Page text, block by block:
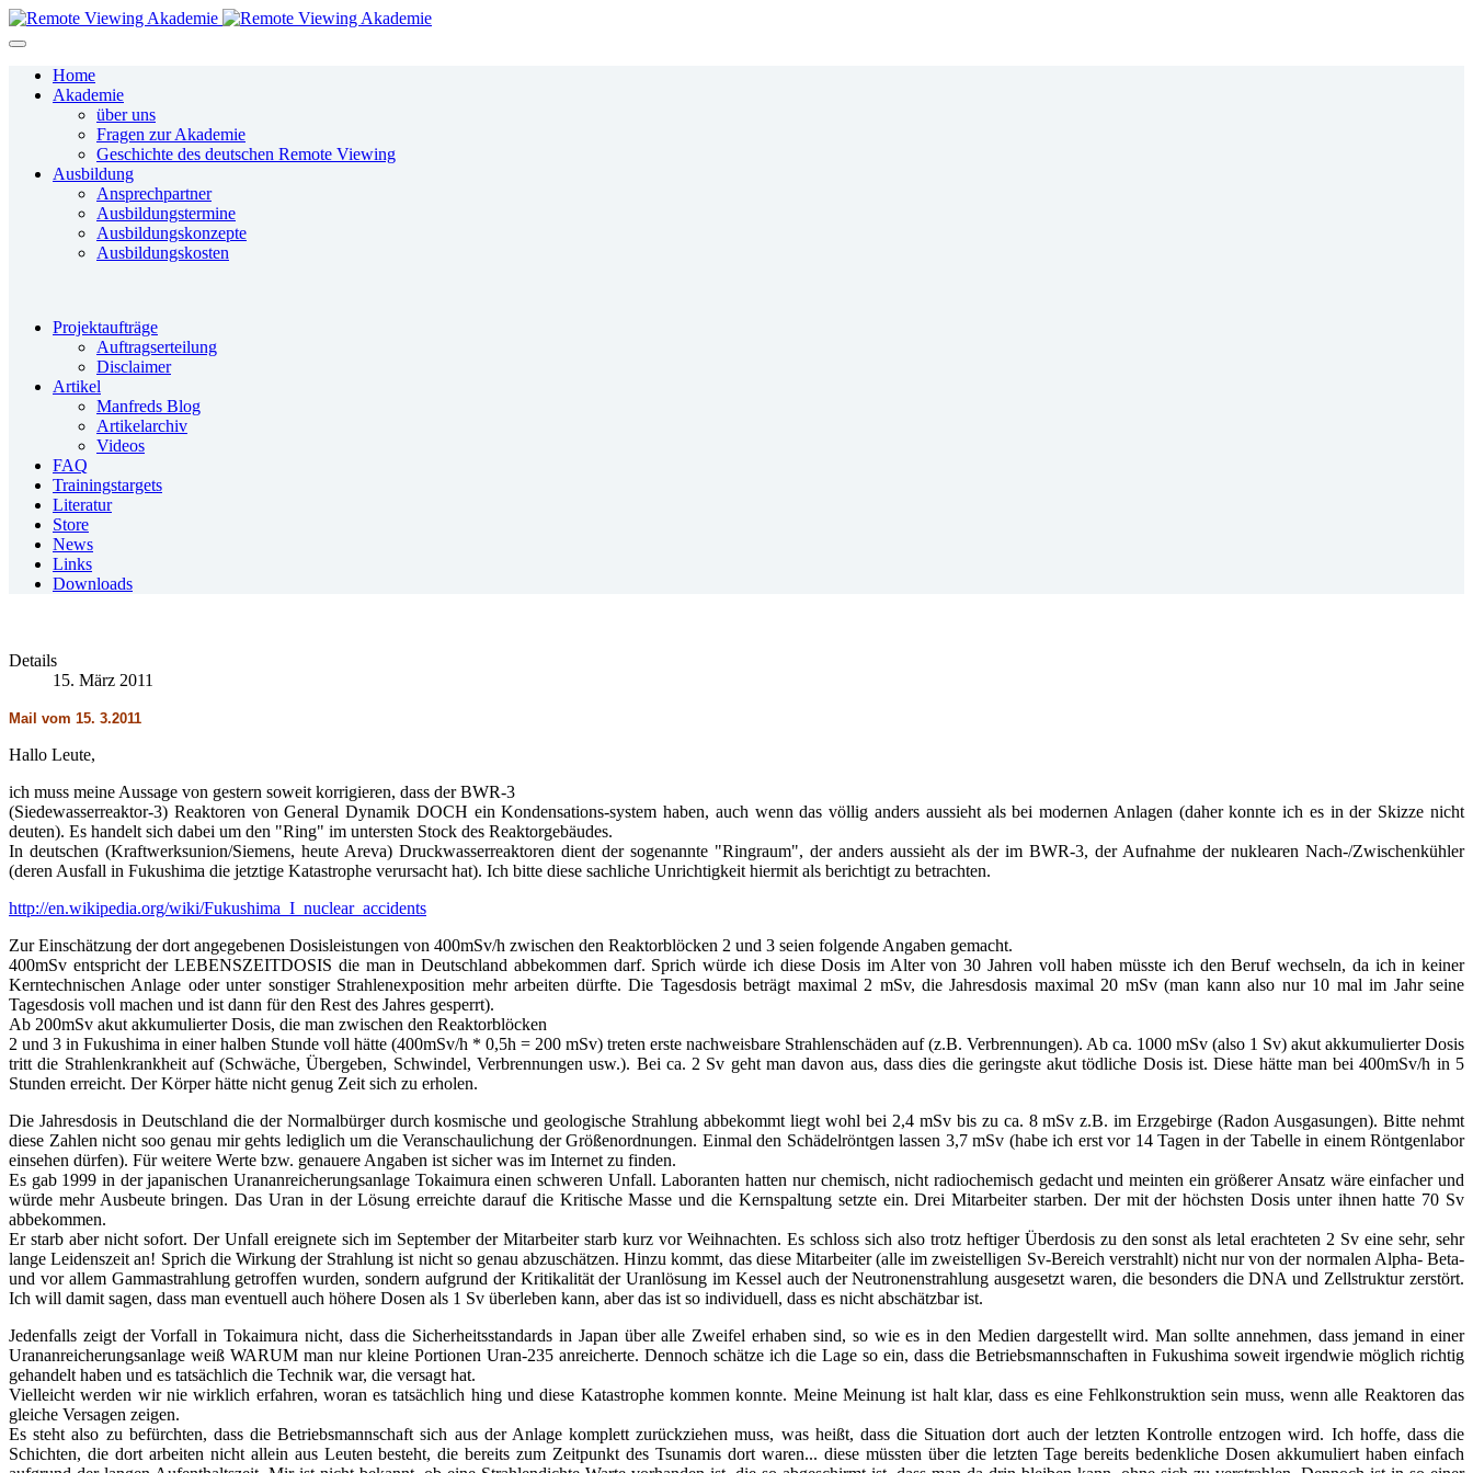
Home
Akademie
über uns
Fragen zur Akademie
Geschichte des deutschen Remote Viewing
Ausbildung
Ansprechpartner
Ausbildungstermine
Ausbildungskonzepte
Ausbildungskosten
Projektaufträge
Auftragserteilung
Disclaimer
Artikel
Manfreds Blog
Artikelarchiv
Videos
FAQ
Trainingstargets
Literatur
Store
News
Links
Downloads
Details
15. März 2011
Mail vom 15. 3.2011
Hallo Leute,
ich muss meine Aussage von gestern soweit korrigieren, dass der BWR-3
(Siedewasserreaktor-3) Reaktoren von General Dynamik DOCH ein Kondensations-system haben, auch wenn das völlig anders aussieht als bei modernen Anlagen (daher konnte ich es in der Skizze nicht
deuten). Es handelt sich dabei um den "Ring" im untersten Stock des Reaktorgebäudes.
In deutschen (Kraftwerksunion/Siemens, heute Areva) Druckwasserreaktoren dient der sogenannte "Ringraum", der anders aussieht als der im BWR-3, der Aufnahme der nuklearen Nach-/Zwischenkühler
(deren Ausfall in Fukushima die jetztige Katastrophe verursacht hat). Ich bitte diese sachliche Unrichtigkeit hiermit als berichtigt zu betrachten.
http://en.wikipedia.org/wiki/Fukushima_I_nuclear_accidents
Zur Einschätzung der dort angegebenen Dosisleistungen von 400mSv/h zwischen den Reaktorblöcken 2 und 3 seien folgende Angaben gemacht.
400mSv entspricht der LEBENSZEITDOSIS die man in Deutschland abbekommen darf. Sprich würde ich diese Dosis im Alter von 30 Jahren voll haben müsste ich den Beruf wechseln, da ich in keiner
Kerntechnischen Anlage oder unter sonstiger Strahlenexposition mehr arbeiten dürfte. Die Tagesdosis beträgt maximal 2 mSv, die Jahresdosis maximal 20 mSv (man kann also nur 10 mal im Jahr seine
Tagesdosis voll machen und ist dann für den Rest des Jahres gesperrt).
Ab 200mSv akut akkumulierter Dosis, die man zwischen den Reaktorblöcken
2 und 3 in Fukushima in einer halben Stunde voll hätte (400mSv/h * 0,5h = 200 mSv) treten erste nachweisbare Strahlenschäden auf (z.B. Verbrennungen). Ab ca. 1000 mSv (also 1 Sv) akut akkumulierter Dosis
tritt die Strahlenkrankheit auf (Schwäche, Übergeben, Schwindel, Verbrennungen usw.). Bei ca. 2 Sv geht man davon aus, dass dies die geringste akut tödliche Dosis ist. Diese hätte man bei 400mSv/h in 5
Stunden erreicht. Der Körper hätte nicht genug Zeit sich zu erholen.
Die Jahresdosis in Deutschland die der Normalbürger durch kosmische und geologische Strahlung abbekommt liegt wohl bei 2,4 mSv bis zu ca. 8 mSv z.B. im Erzgebirge (Radon Ausgasungen). Bitte nehmt
diese Zahlen nicht soo genau mir gehts lediglich um die Veranschaulichung der Größenordnungen. Einmal den Schädelröntgen lassen 3,7 mSv (habe ich erst vor 14 Tagen in der Tabelle in einem Röntgenlabor
einsehen dürfen). Für weitere Werte bzw. genauere Angaben ist sicher was im Internet zu finden.
Es gab 1999 in der japanischen Urananreicherungsanlage Tokaimura einen schweren Unfall. Laboranten hatten nur chemisch, nicht radiochemisch gedacht und meinten ein größerer Ansatz wäre einfacher und
würde mehr Ausbeute bringen. Das Uran in der Lösung erreichte darauf die Kritische Masse und die Kernspaltung setzte ein. Drei Mitarbeiter starben. Der mit der höchsten Dosis unter ihnen hatte 70 Sv
abbekommen.
Er starb aber nicht sofort. Der Unfall ereignete sich im September der Mitarbeiter starb kurz vor Weihnachten. Es schloss sich also trotz heftiger Überdosis zu den sonst als letal erachteten 2 Sv eine sehr, sehr
lange Leidenszeit an! Sprich die Wirkung der Strahlung ist nicht so genau abzuschätzen. Hinzu kommt, das diese Mitarbeiter (alle im zweistelligen Sv-Bereich verstrahlt) nicht nur von der normalen Alpha- Beta-
und vor allem Gammastrahlung getroffen wurden, sondern aufgrund der Kritikalität der Uranlösung im Kessel auch der Neutronenstrahlung ausgesetzt waren, die besonders die DNA und Zellstruktur zerstört.
Ich will damit sagen, dass man eventuell auch höhere Dosen als 1 Sv überleben kann, aber das ist so individuell, dass es nicht abschätzbar ist.
Jedenfalls zeigt der Vorfall in Tokaimura nicht, dass die Sicherheitsstandards in Japan über alle Zweifel erhaben sind, so wie es in den Medien dargestellt wird. Man sollte annehmen, dass jemand in einer
Urananreicherungsanlage weiß WARUM man nur kleine Portionen Uran-235 anreicherte. Dennoch schätze ich die Lage so ein, dass die Betriebsmannschaften in Fukushima soweit irgendwie möglich richtig
gehandelt haben und es tatsächlich die Technik war, die versagt hat.
Vielleicht werden wir nie wirklich erfahren, woran es tatsächlich hing und diese Katastrophe kommen konnte. Meine Meinung ist halt klar, dass es eine Fehlkonstruktion sein muss, wenn alle Reaktoren das
gleiche Versagen zeigen.
Es steht also zu befürchten, dass die Betriebsmannschaft sich aus der Anlage komplett zurückziehen muss, was heißt, dass die Situation dort auch der letzten Kontrolle entzogen wird. Ich hoffe, dass die
Schichten, die dort arbeiten nicht allein aus Leuten besteht, die bereits zum Zeitpunkt des Tsunamis dort waren... diese müssten über die letzten Tage bereits bedenkliche Dosen akkumuliert haben einfach